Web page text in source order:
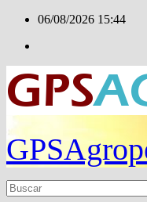
contenido
06/08/2026 15:44